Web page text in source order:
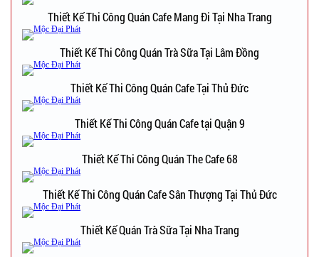
Thiết Kế Thi Công Quán Cafe Mang Đi Tại Nha Trang
Thiết Kế Thi Công Quán Trà Sữa Tại Lâm Đồng
Thiết Kế Thi Công Quán Cafe Tại Thủ Đức
Thiết Kế Thi Công Quán Cafe tại Quận 9
Thiết Kế Thi Công Quán The Cafe 68
Thiết Kế Thi Công Quán Cafe Sân Thượng Tại Thủ Đức
Thiết Kế Quán Trà Sữa Tại Nha Trang